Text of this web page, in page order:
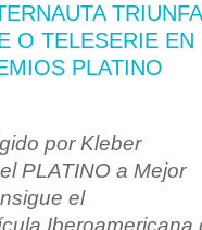
TRIUNFA
O TELESERIE EN
PLATINO
por Kleber
PLATINO a Mejor
el
Iberoamericana